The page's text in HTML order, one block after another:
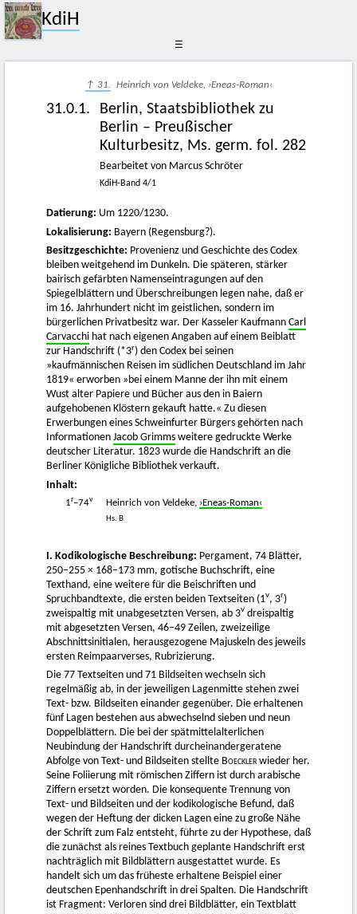
KdiH
☰
↑ 31. Heinrich von Veldeke, ›Eneas-Roman‹
31.0.1.
Berlin, Staatsbibliothek zu
Berlin – Preußischer
Kulturbesitz, Ms. germ. fol. 282
Bearbeitet von Marcus Schröter
KdiH-Band 4/1
Datierung: Um 1220/1230.
Lokalisierung: Bayern (Regensburg?).
Besitzgeschichte: Provenienz und Geschichte des Codex
bleiben weitgehend im Dunkeln. Die späteren, stärker
bairisch gefärbten Namenseintragungen auf den
Spiegelblättern und Überschreibungen legen nahe, daß er
im 16. Jahrhundert nicht im geistlichen, sondern im
bürgerlichen Privatbesitz war. Der Kasseler Kaufmann Carl
Carvacchi hat nach eigenen Angaben auf einem Beiblatt
zur Handschrift (*3r) den Codex bei seinen
»kaufmännischen Reisen im südlichen Deutschland im Jahr
1819« erworben »bei einem Manne der ihn mit einem
Wust alter Papiere und Bücher aus den in Baiern
aufgehobenen Klöstern gekauft hatte.« Zu diesen
Erwerbungen eines Schweinfurter Bürgers gehörten nach
Informationen Jacob Grimms weitere gedruckte Werke
deutscher Literatur. 1823 wurde die Handschrift an die
Berliner Königliche Bibliothek verkauft.
Inhalt:
1r–74v Heinrich von Veldeke, ›Eneas-Roman‹
Hs. B
I. Kodikologische Beschreibung: Pergament, 74 Blätter,
250–255 × 168–173 mm, gotische Buchschrift, eine
Texthand, eine weitere für die Beischriften und
Spruchbandtexte, die ersten beiden Textseiten (1v, 3r)
zweispaltig mit unabgesetzten Versen, ab 3v dreispaltig
mit abgesetzten Versen, 46–49 Zeilen, zweizeilige
Abschnittsinitialen, herausgezogene Majuskeln des jeweils
ersten Reimpaarverses, Rubrizierung.
Die 77 Textseiten und 71 Bildseiten wechseln sich
regelmäßig ab, in der jeweiligen Lagenmitte stehen zwei
Text- bzw. Bildseiten einander gegenüber. Die erhaltenen
fünf Lagen bestehen aus abwechselnd sieben und neun
Doppelblättern. Die bei der spätmittelalterlichen
Neubindung der Handschrift durcheinandergeratene
Abfolge von Text- und Bildseiten stellte Boeckler wieder her.
Seine Foliierung mit römischen Ziffern ist durch arabische
Ziffern ersetzt worden. Die konsequente Trennung von
Text- und Bildseiten und der kodikologische Befund, daß
wegen der Heftung der dicken Lagen eine zu große Nähe
der Schrift zum Falz entsteht, führte zu der Hypothese, daß
die zunächst als reines Textbuch geplante Handschrift erst
nachträglich mit Bildblättern ausgestattet wurde. Es
handelt sich um das früheste erhaltene Beispiel einer
deutschen Epenhandschrift in drei Spalten. Die Handschrift
ist Fragment: Verloren sind drei Bildblätter, ein Textblatt